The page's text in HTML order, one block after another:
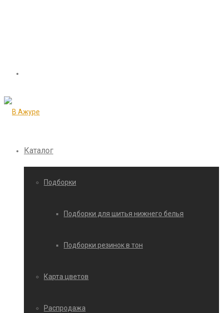
Каталог
Подборки
Подборки для шитья нижнего белья
Подборки резинок в тон
Карта цветов
Распродажа